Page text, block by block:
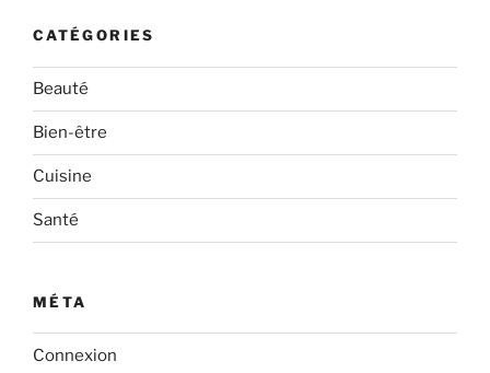
CATÉGORIES
Beauté
Bien-être
Cuisine
Santé
MÉTA
Connexion